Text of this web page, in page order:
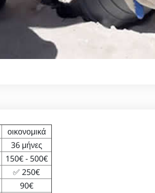
οικονομικά
36 μήνες
150€ - 500€
✅ 250€
90€